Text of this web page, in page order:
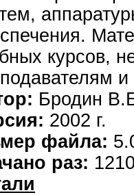
курсов,
и
Бродин
2002 г.
файла:
раз: